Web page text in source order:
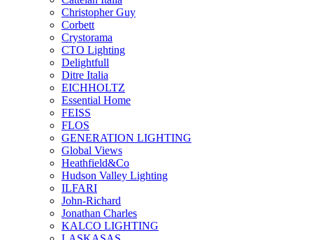
Christopher Guy
Corbett
Crystorama
CTO Lighting
Delightfull
Ditre Italia
EICHHOLTZ
Essential Home
FEISS
FLOS
GENERATION LIGHTING
Global Views
Heathfield&Co
Hudson Valley Lighting
ILFARI
John-Richard
Jonathan Charles
KALCO LIGHTING